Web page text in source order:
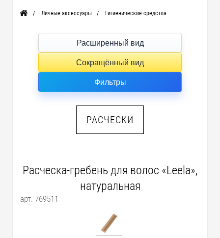
Главная Личные аксессуары Гигиенические средства
Расширенный вид
Сокращённый вид
Фильтры
РАСЧЕСКИ
Расческа-гребень для волос «Leela»,
натуральная
арт. 769511